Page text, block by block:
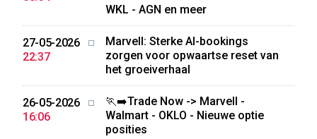
WKL - AGN en meer
27-05-2026
22:37
Marvell: Sterke AI-bookings
zorgen voor opwaartse reset van
het groeiverhaal
26-05-2026
16:06
🏃‍➡️Trade Now -> Marvell -
Walmart - OKLO - Nieuwe optie
posities